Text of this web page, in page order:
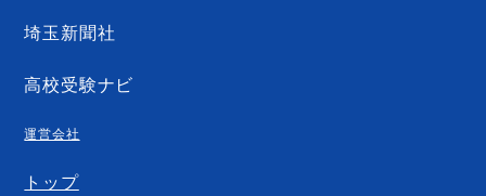
埼玉新聞社
高校受験ナビ
運営会社
トップ